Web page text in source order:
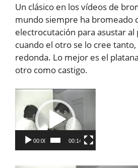
Un clásico en los vídeos de
mundo siempre ha bromeado
electrocutación para asustar
cuando el otro se lo cree
redonda. Lo mejor es el
otro como castigo.
Reproductor
de
vídeo
00:00 00:14